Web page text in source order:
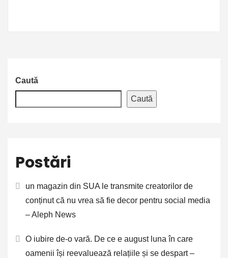
Caută
Caută
Postări
un magazin din SUA le transmite creatorilor de
conținut că nu vrea să fie decor pentru social media
– Aleph News
O iubire de-o vară. De ce e august luna în care
oamenii își reevaluează relațiile și se despart –